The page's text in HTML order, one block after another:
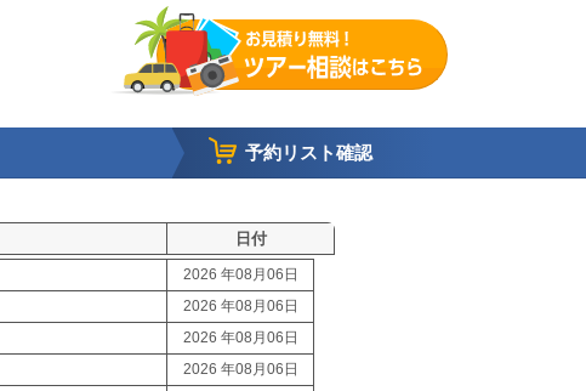
予約リスト確認
日付
2026 年08月06日
2026 年08月06日
2026 年08月06日
2026 年08月06日